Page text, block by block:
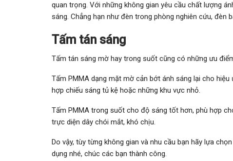
quan trọng. Với những không gian yêu cầu chất lượng
sáng. Chẳng hạn như đèn trong phòng nghiên cứu, đèn
Tấm tán sáng
Tấm tán sáng mờ hay trong suốt cũng có những ưu
Tấm PMMA dạng mặt mờ cản bớt ánh sáng lại cho
hợp chiếu sáng tủ kệ hoặc những khu vực nhỏ.
Tấm PMMA trong suốt cho độ sáng tốt hơn, phù hợp
trực diện dây chói mắt, khó chịu.
Do vậy, tùy từng không gian và nhu cầu bạn hãy lựa
dụng nhé, chúc các bạn thành công.